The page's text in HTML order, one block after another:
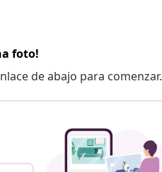
foto!
de abajo para comenzar.